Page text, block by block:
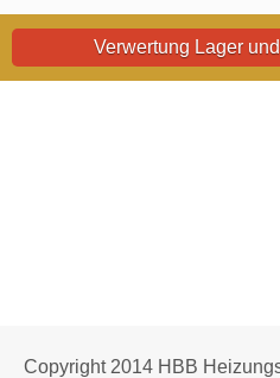
Verwertung Lager
Copyright 2014 HBB